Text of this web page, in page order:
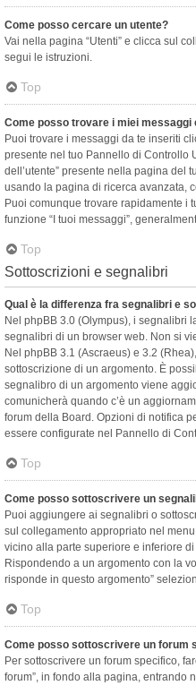
Come posso cercare un utente?
Vai nella pagina “Utenti” e clicca sul
segui le istruzioni.
Top
Come posso trovare i miei messaggi
Puoi trovare i messaggi da te inseriti
presente nel tuo Pannello di Controllo
dell’utente” presente nella pagina del
usando la pagina di ricerca avanzata,
Puoi comunque trovare rapidamente i
funzione “I tuoi messaggi”,
Top
Sottoscrizioni e segnalibri
Qual è la differenza fra segnalibri e
Nel phpBB 3.0 (Olympus), i segnalibri
segnalibri di un browser web. Non si
Nel phpBB 3.1 (Ascraeus) e 3.2
sottoscrizione di un argomento. È
segnalibro di un argomento viene
comunicherà quando c’è un
forum della Board. Opzioni di notifica
essere configurate nel Pannello di
Top
Come posso sottoscrivere un
Puoi aggiungere ai segnalibri o
sul collegamento appropriato nel
vicino alla parte superiore e inferiore
Rispondendo a un argomento con la
risponde in questo argomento”
Top
Come posso sottoscrivere un forum
Per sottoscrivere un forum specifico,
forum”, in fondo alla pagina, entrando